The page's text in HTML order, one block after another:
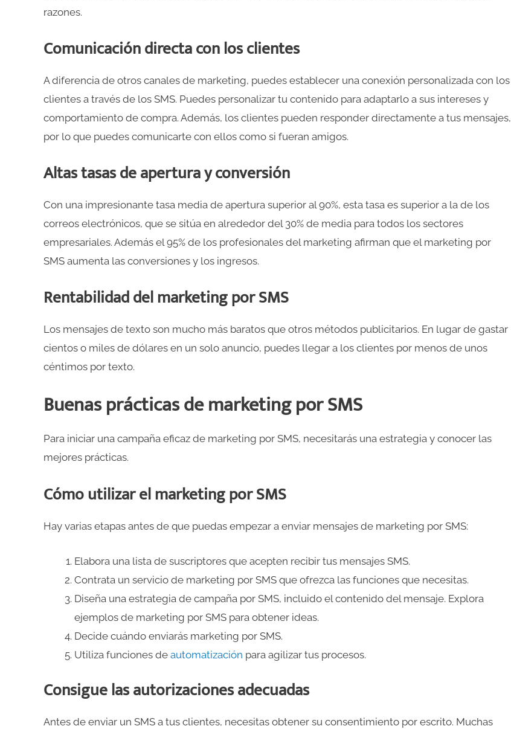
razones.
Comunicación directa con los clientes
A diferencia de otros canales de marketing, puedes establecer una conexión personalizada con los
clientes a través de los SMS. Puedes personalizar tu contenido para adaptarlo a sus intereses y
comportamiento de compra. Además, los clientes pueden responder directamente a tus mensajes,
por lo que puedes comunicarte con ellos como si fueran amigos.
Altas tasas de apertura y conversión
Con una impresionante tasa media de apertura superior al 90%, esta tasa es superior a la de los
correos electrónicos, que se sitúa en alrededor del 30% de media para todos los sectores
empresariales. Además el 95% de los profesionales del marketing afirman que el marketing por
SMS aumenta las conversiones y los ingresos.
Rentabilidad del marketing por SMS
Los mensajes de texto son mucho más baratos que otros métodos publicitarios. En lugar de gastar
cientos o miles de dólares en un solo anuncio, puedes llegar a los clientes por menos de unos
céntimos por texto.
Buenas prácticas de marketing por SMS
Para iniciar una campaña eficaz de marketing por SMS, necesitarás una estrategia y conocer las
mejores prácticas.
Cómo utilizar el marketing por SMS
Hay varias etapas antes de que puedas empezar a enviar mensajes de marketing por SMS:
Elabora una lista de suscriptores que acepten recibir tus mensajes SMS.
Contrata un servicio de marketing por SMS que ofrezca las funciones que necesitas.
Diseña una estrategia de campaña por SMS, incluido el contenido del mensaje. Explora
ejemplos de marketing por SMS para obtener ideas.
Decide cuándo enviarás marketing por SMS.
Utiliza funciones de automatización para agilizar tus procesos.
Consigue las autorizaciones adecuadas
Antes de enviar un SMS a tus clientes, necesitas obtener su consentimiento por escrito. Muchas